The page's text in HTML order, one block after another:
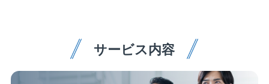
・再生可能エネルギー設備工事など
当組織は11名の方が活躍しております。
サービス内容